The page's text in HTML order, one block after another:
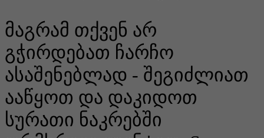
მაგრამ თქვენ არ
გჭირდებათ ჩარჩო
ასაშენებლად - შეგიძლიათ
ააწყოთ და დაკიდოთ
სურათი ნაკრებში